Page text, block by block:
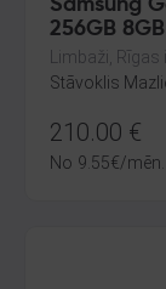
Samsung
256GB 8GB
Limbaži, Rīgas
Stāvoklis
210.00 €
No 9.55€/mēn.